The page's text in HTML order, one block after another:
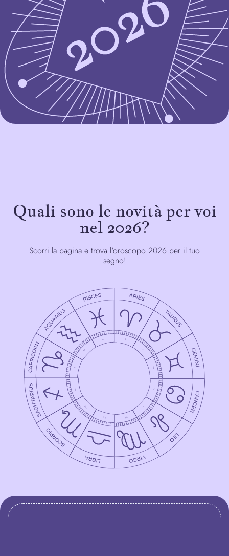
Quali sono le novità per voi
nel 2026?
Scorri la pagina e trova l'oroscopo 2026 per il tuo
segno!